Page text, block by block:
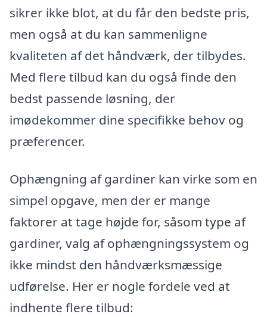
sikrer ikke blot, at du får den bedste pris,
men også at du kan sammenligne
kvaliteten af det håndværk, der tilbydes.
Med flere tilbud kan du også finde den
bedst passende løsning, der
imødekommer dine specifikke behov og
præferencer.
Ophængning af gardiner kan virke som en
simpel opgave, men der er mange
faktorer at tage højde for, såsom type af
gardiner, valg af ophængningssystem og
ikke mindst den håndværksmæssige
udførelse. Her er nogle fordele ved at
indhente flere tilbud: